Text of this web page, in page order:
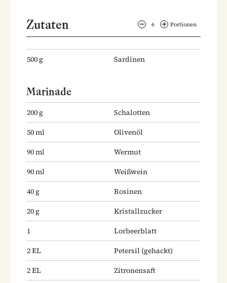
Zutaten 6 Portionen
500g Sardinen
Marinade
200g
Schalotten
50ml
Olivenöl
90ml
Wermut
90ml
Weißwein
40g
Rosinen
20g
Kristallzucker
1
Lorbeerblatt
2EL Petersil (gehackt)
2EL
Zitronensaft